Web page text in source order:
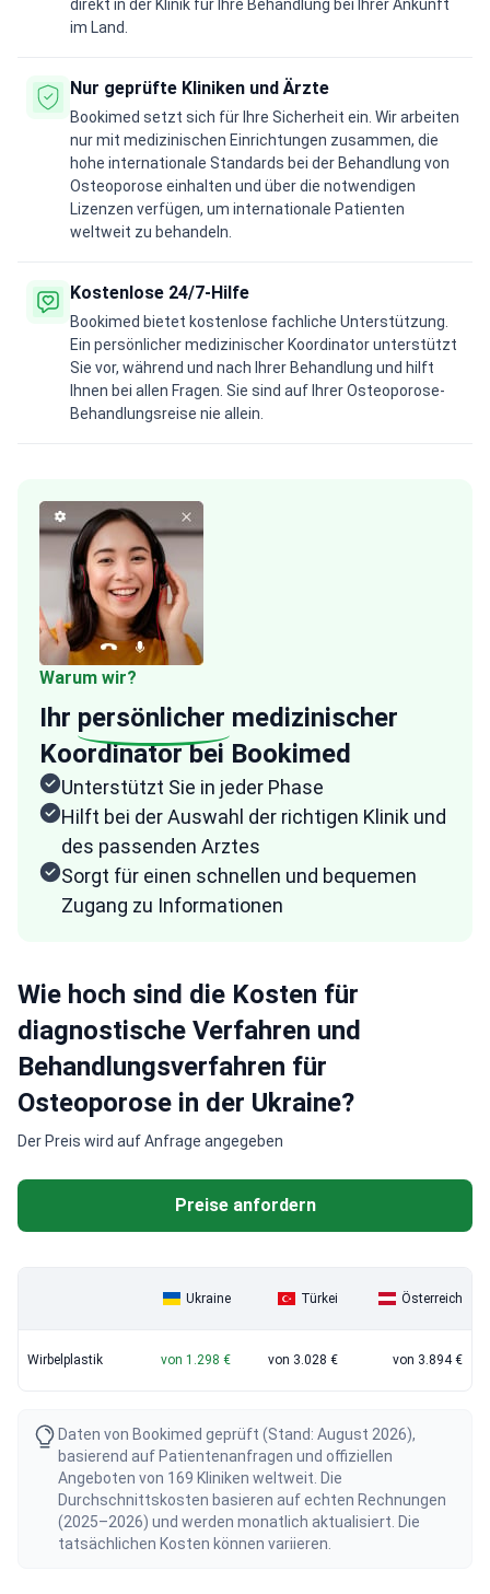
Wie hoch sind die Kosten für
diagnostische Verfahren und
Behandlungsverfahren für
Osteoporose in der Ukraine?
Der Preis wird auf Anfrage angegeben
Preise anfordern
Ukraine Türkei Österreich
Wirbelplastik von 1.298 € von 3.028 € von 3.894 €
Daten von Bookimed geprüft (Stand: August 2026),
basierend auf Patientenanfragen und offiziellen
Angeboten von 169 Kliniken weltweit. Die
Durchschnittskosten basieren auf echten Rechnungen
(2025–2026) und werden monatlich aktualisiert. Die
tatsächlichen Kosten können variieren.
direkt in der Klinik für Ihre Behandlung bei Ihrer Ankunft
im Land.
Nur geprüfte Kliniken und Ärzte
Bookimed setzt sich für Ihre Sicherheit ein. Wir arbeiten
nur mit medizinischen Einrichtungen zusammen, die
hohe internationale Standards bei der Behandlung von
Osteoporose einhalten und über die notwendigen
Lizenzen verfügen, um internationale Patienten
weltweit zu behandeln.
Kostenlose 24/7-Hilfe
Bookimed bietet kostenlose fachliche Unterstützung.
Ein persönlicher medizinischer Koordinator unterstützt
Sie vor, während und nach Ihrer Behandlung und hilft
Ihnen bei allen Fragen. Sie sind auf Ihrer Osteoporose-
Behandlungsreise nie allein.
Warum wir?
Ihr persönlicher medizinischer
Koordinator bei Bookimed
Unterstützt Sie in jeder Phase
Hilft bei der Auswahl der richtigen Klinik und
des passenden Arztes
Sorgt für einen schnellen und bequemen
Zugang zu Informationen